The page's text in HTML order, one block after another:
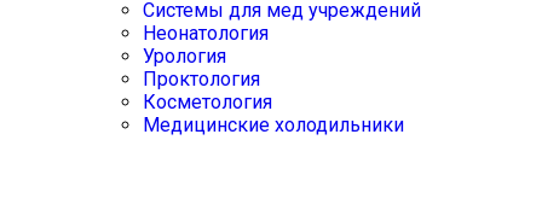
Системы для мед учреждений
Неонатология
Урология
Проктология
Косметология
Медицинские холодильники